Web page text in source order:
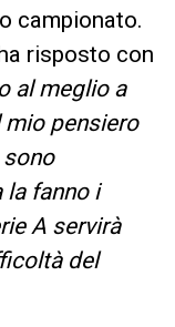
campionato.
risposto con
al meglio a
pensiero
la fanno i
A servirà
del